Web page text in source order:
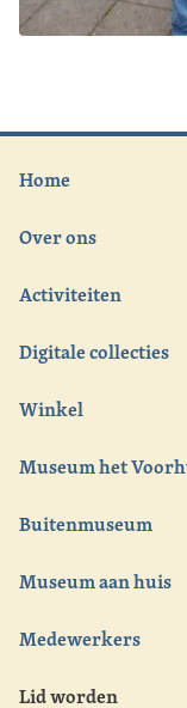
Home
Over ons
Activiteiten
Digitale collecties
Winkel
Museum het
Buitenmuseum
Museum aan huis
Medewerkers
Lid worden